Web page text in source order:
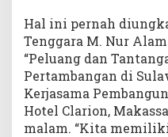
Hal ini pernah
Tenggara M. Nur
“Peluang dan
Pertambangan di
Kerjasama
Hotel Clarion,
malam. “Kita